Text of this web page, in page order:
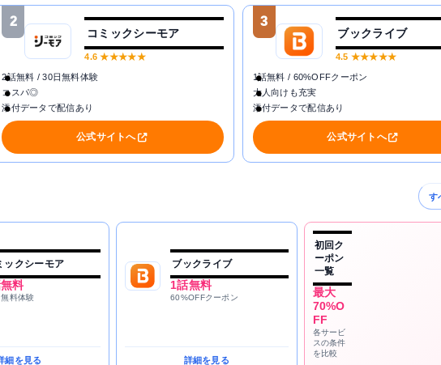
2
コミックシーモア
4.6 ★★★★★
2話無料 / 30日無料体験
コスパ◎
添付データで配信あり
公式サイトへ
3
ブックライブ
4.5 ★★★★★
1話無料 / 60%OFFクーポン
大人向けも充実
添付データで配信あり
公式サイトへ
す
ックシーモア
料
料体験
細を見る
ブックライブ
1話無料
60%OFFクーポン
詳細を見る
初回ク
ーポン
一覧
最大
70%O
FF
各サービ
スの条件
を比較